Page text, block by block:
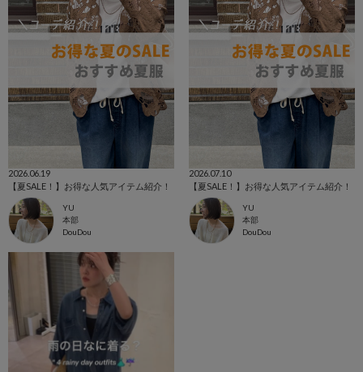
2026.06.19
【夏SALE！】お得な人気アイテム紹介！
YU
本部
DouDou
2026.07.10
【夏SALE！】お得な人気アイテム紹介！
YU
本部
DouDou